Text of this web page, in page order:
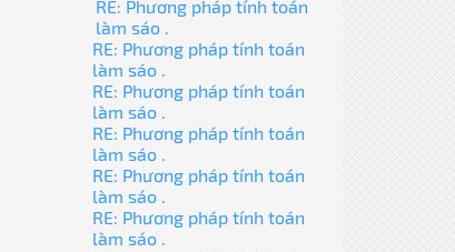
RE: Phương pháp tính toán
làm sáo .
RE: Phương pháp tính toán
làm sáo .
RE: Phương pháp tính toán
làm sáo .
RE: Phương pháp tính toán
làm sáo .
RE: Phương pháp tính toán
làm sáo .
RE: Phương pháp tính toán
làm sáo .